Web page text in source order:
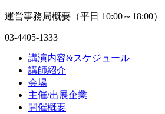
運営事務局概要 （平日 10:00～18:00）
03-4405-1333
講演内容&スケジュール
講師紹介
会場
主催/出展企業
開催概要